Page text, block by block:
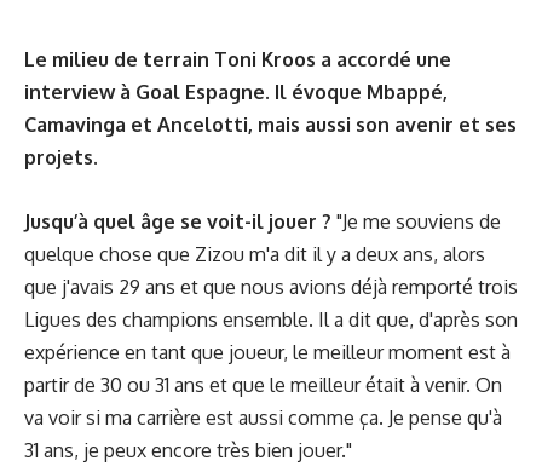
Le milieu de terrain Toni Kroos a accordé une
interview à Goal Espagne. Il évoque Mbappé,
Camavinga et Ancelotti, mais aussi son avenir et ses
projets.
Jusqu’à quel âge se voit-il jouer ? "Je me souviens de
quelque chose que Zizou m'a dit il y a deux ans, alors
que j'avais 29 ans et que nous avions déjà remporté trois
Ligues des champions ensemble. Il a dit que, d'après son
expérience en tant que joueur, le meilleur moment est à
partir de 30 ou 31 ans et que le meilleur était à venir. On
va voir si ma carrière est aussi comme ça. Je pense qu'à
31 ans, je peux encore très bien jouer."